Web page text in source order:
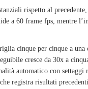
rispetto al
a 60 frame fps, mentre
cinque per cinque a
cresce da 30x a
automatico con
registra risultati